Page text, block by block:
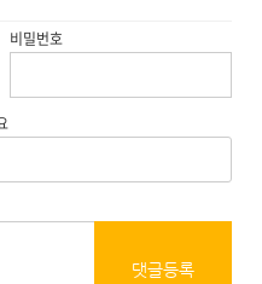
비밀번호
댓글등록